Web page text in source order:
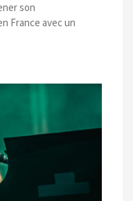
son
France avec un